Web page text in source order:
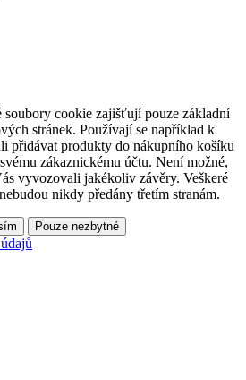
soubory cookie zajišťují pouze základní
stránek. Používají se například k
přidávat produkty do nákupního košíku
zákaznickému účtu. Není možné,
vyvozovali jakékoliv závěry. Veškeré
nikdy předány třetím stranám.
Pouze nezbytné